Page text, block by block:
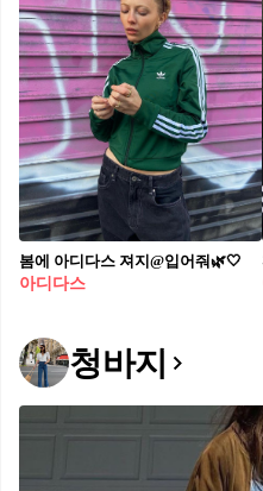
봄에 아디다스 져지@입어줘🌿🤍​
아디다스
청바지